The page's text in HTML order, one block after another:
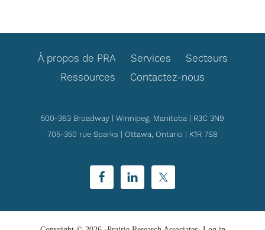
À propos de PRA Services
Secteurs
Ressources
Contactez-nous
500-363 Broadway | Winnipeg, Manitoba | R3C 3N9
705-350 rue Sparks | Ottawa, Ontario | K1R 7S8